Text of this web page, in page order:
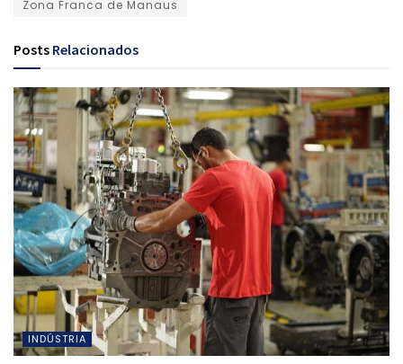
Zona Franca de Manaus
Posts Relacionados
INDÚSTRIA